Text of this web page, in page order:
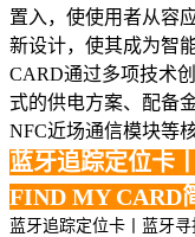
置入，使使用者从容
新设计，使其成为智
CARD通过多项技术
式的供电方案、配备
NFC近场通信模块等
蓝牙追踪定位卡
FIND MY CARD
蓝牙追踪定位卡丨蓝牙寻